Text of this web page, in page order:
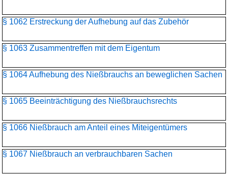
§ 1062 Erstreckung der Aufhebung auf das Zubehör
§ 1063 Zusammentreffen mit dem Eigentum
§ 1064 Aufhebung des Nießbrauchs an beweglichen Sachen
§ 1065 Beeinträchtigung des Nießbrauchsrechts
§ 1066 Nießbrauch am Anteil eines Miteigentümers
§ 1067 Nießbrauch an verbrauchbaren Sachen